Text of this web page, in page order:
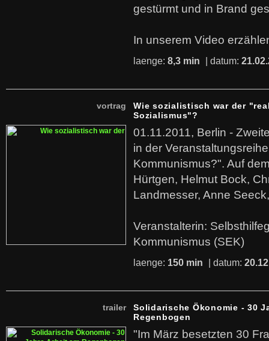
gestürmt und in Brand
In unserem Video
laenge: 8,3 min | datum:
vortrag
Wie sozialistisch war der
Sozialismus"?
01.11.2011, Berlin -
in der
Kommunismus?". Auf
Hürtgen, Helmut Bock,
Landmesser, Anne
Veranstalterin:
Kommunismus (SEK)
laenge: 150 min | datum:
trailer
Solidarische Ökonomie - 30
Regenbogen
"Im März besetzten 30